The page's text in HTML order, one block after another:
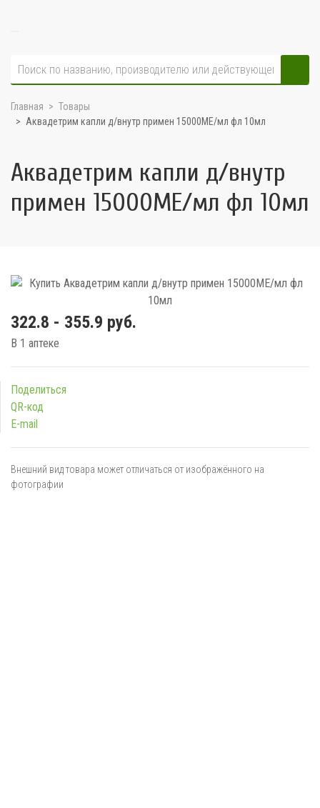
Главная
Товары
Аквадетрим капли д/внутр примен 15000МЕ/мл фл 10мл
Аквадетрим капли д/внутр
примен 15000МЕ/мл фл 10мл
322.8 - 355.9 руб.
В 1 аптеке
Поделиться
QR-код
E-mail
Внешний вид товара может отличаться от изображённого на
фотографии